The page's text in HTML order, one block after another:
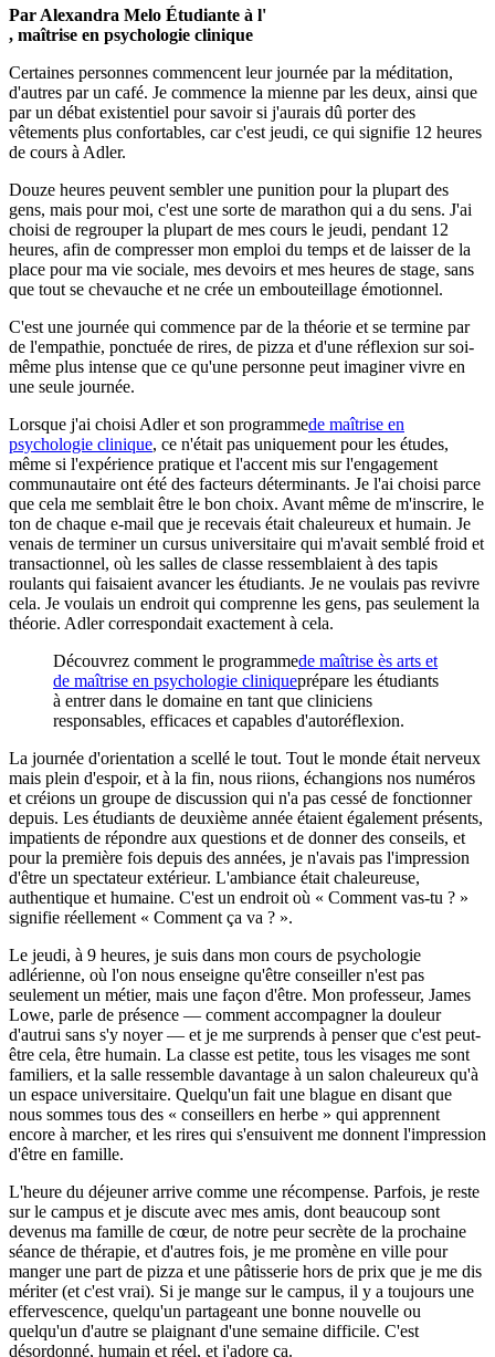
Par Alexandra Melo Étudiante à l'
, maîtrise en psychologie clinique
Certaines personnes commencent leur journée par la méditation,
d'autres par un café. Je commence la mienne par les deux, ainsi que
par un débat existentiel pour savoir si j'aurais dû porter des
vêtements plus confortables, car c'est jeudi, ce qui signifie 12 heures
de cours à Adler.
Douze heures peuvent sembler une punition pour la plupart des
gens, mais pour moi, c'est une sorte de marathon qui a du sens. J'ai
choisi de regrouper la plupart de mes cours le jeudi, pendant 12
heures, afin de compresser mon emploi du temps et de laisser de la
place pour ma vie sociale, mes devoirs et mes heures de stage, sans
que tout se chevauche et ne crée un embouteillage émotionnel.
C'est une journée qui commence par de la théorie et se termine par
de l'empathie, ponctuée de rires, de pizza et d'une réflexion sur soi-
même plus intense que ce qu'une personne peut imaginer vivre en
une seule journée.
Lorsque j'ai choisi Adler et son programmede maîtrise en
psychologie clinique, ce n'était pas uniquement pour les études,
même si l'expérience pratique et l'accent mis sur l'engagement
communautaire ont été des facteurs déterminants. Je l'ai choisi parce
que cela me semblait être le bon choix. Avant même de m'inscrire, le
ton de chaque e-mail que je recevais était chaleureux et humain. Je
venais de terminer un cursus universitaire qui m'avait semblé froid et
transactionnel, où les salles de classe ressemblaient à des tapis
roulants qui faisaient avancer les étudiants. Je ne voulais pas revivre
cela. Je voulais un endroit qui comprenne les gens, pas seulement la
théorie. Adler correspondait exactement à cela.
Découvrez comment le programmede maîtrise ès arts et
de maîtrise en psychologie cliniqueprépare les étudiants
à entrer dans le domaine en tant que cliniciens
responsables, efficaces et capables d'autoréflexion.
La journée d'orientation a scellé le tout. Tout le monde était nerveux
mais plein d'espoir, et à la fin, nous riions, échangions nos numéros
et créions un groupe de discussion qui n'a pas cessé de fonctionner
depuis. Les étudiants de deuxième année étaient également présents,
impatients de répondre aux questions et de donner des conseils, et
pour la première fois depuis des années, je n'avais pas l'impression
d'être un spectateur extérieur. L'ambiance était chaleureuse,
authentique et humaine. C'est un endroit où « Comment vas-tu ? »
signifie réellement « Comment ça va ? ».
Le jeudi, à 9 heures, je suis dans mon cours de psychologie
adlérienne, où l'on nous enseigne qu'être conseiller n'est pas
seulement un métier, mais une façon d'être. Mon professeur, James
Lowe, parle de présence — comment accompagner la douleur
d'autrui sans s'y noyer — et je me surprends à penser que c'est peut-
être cela, être humain. La classe est petite, tous les visages me sont
familiers, et la salle ressemble davantage à un salon chaleureux qu'à
un espace universitaire. Quelqu'un fait une blague en disant que
nous sommes tous des « conseillers en herbe » qui apprennent
encore à marcher, et les rires qui s'ensuivent me donnent l'impression
d'être en famille.
L'heure du déjeuner arrive comme une récompense. Parfois, je reste
sur le campus et je discute avec mes amis, dont beaucoup sont
devenus ma famille de cœur, de notre peur secrète de la prochaine
séance de thérapie, et d'autres fois, je me promène en ville pour
manger une part de pizza et une pâtisserie hors de prix que je me dis
mériter (et c'est vrai). Si je mange sur le campus, il y a toujours une
effervescence, quelqu'un partageant une bonne nouvelle ou
quelqu'un d'autre se plaignant d'une semaine difficile. C'est
désordonné, humain et réel, et j'adore ça.